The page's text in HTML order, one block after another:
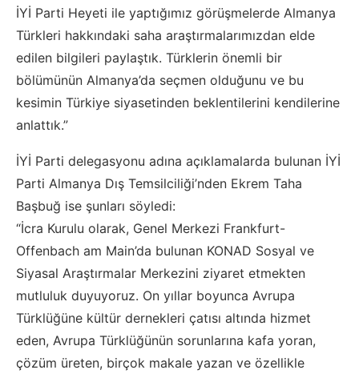
İYİ Parti Heyeti ile yaptığımız görüşmelerde Almanya
Türkleri hakkındaki saha araştırmalarımızdan elde
edilen bilgileri paylaştık. Türklerin önemli bir
bölümünün Almanya’da seçmen olduğunu ve bu
kesimin Türkiye siyasetinden beklentilerini kendilerine
anlattık.”
İYİ Parti delegasyonu adına açıklamalarda bulunan İYİ
Parti Almanya Dış Temsilciliği’nden Ekrem Taha
Başbuğ ise şunları söyledi:
“İcra Kurulu olarak, Genel Merkezi Frankfurt-
Offenbach am Main’da bulunan KONAD Sosyal ve
Siyasal Araştırmalar Merkezini ziyaret etmekten
mutluluk duyuyoruz. On yıllar boyunca Avrupa
Türklüğüne kültür dernekleri çatısı altında hizmet
eden, Avrupa Türklüğünün sorunlarına kafa yoran,
çözüm üreten, birçok makale yazan ve özellikle